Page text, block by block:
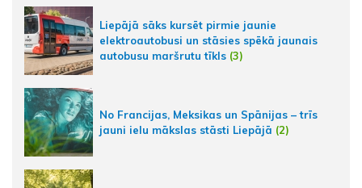
Liepājā sāks kursēt pirmie jaunie
elektroautobusi un stāsies spēkā jaunais
autobusu maršrutu tīkls (3)
No Francijas, Meksikas un Spānijas – trīs
jauni ielu mākslas stāsti Liepājā (2)